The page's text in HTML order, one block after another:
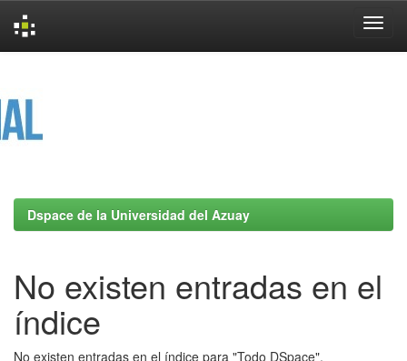
Dspace de la Universidad del Azuay
No existen entradas en el
índice
No existen entradas en el índice para "Todo DSpace".